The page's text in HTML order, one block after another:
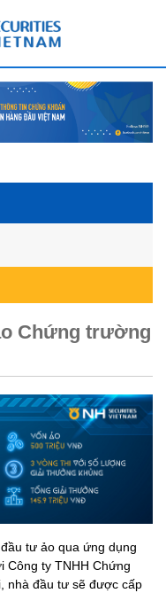
Chứng trường
tư ảo qua ứng dụng
Công ty TNHH Chứng
nhà đầu tư sẽ được cấp